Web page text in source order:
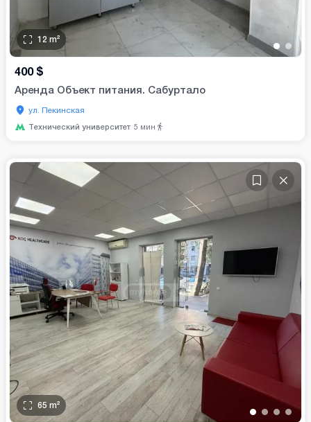
• •
12 m²
400 $
Аренда Объект питания. Сабуртало
ул. Пекинская
Технический университет 5 мин
• • • •
65 m²